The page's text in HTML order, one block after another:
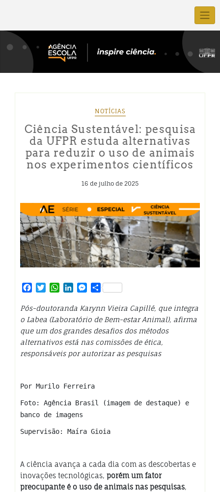
NOTÍCIAS
Ciência Sustentável: pesquisa
da UFPR estuda alternativas
para reduzir o uso de animais
nos experimentos científicos
16 de julho de 2025
Facebook
TwitterWhatsApp
LinkedInMessenger
Share
Pós-doutoranda Karynn Vieira Capillé, que integra
o Labea (Laboratório de Bem-estar Animal), afirma
que um dos grandes desafios dos métodos
alternativos está nas comissões de ética,
responsáveis por autorizar as pesquisas
Por Murilo Ferreira
Foto: Agência Brasil (imagem de destaque) e
banco de imagens
Supervisão: Maíra Gioia
A ciência avança a cada dia com as descobertas e
inovações tecnológicas, porém um fator
preocupante é o uso de animais nas pesquisas,